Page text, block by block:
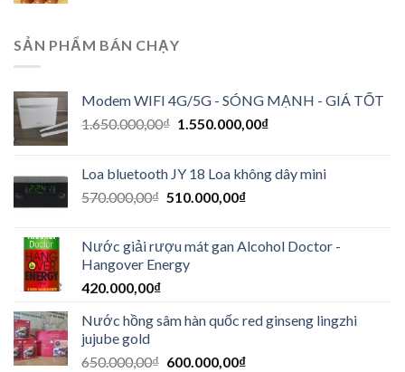
SẢN PHẨM BÁN CHẠY
Modem WIFI 4G/5G - SÓNG MẠNH - GIÁ TỐT
1.650.000,00₫ 1.550.000,00₫
Loa bluetooth JY 18 Loa không dây mini
570.000,00₫ 510.000,00₫
Nước giải rượu mát gan Alcohol Doctor -
Hangover Energy
420.000,00₫
Nước hồng sâm hàn quốc red ginseng lingzhi
jujube gold
650.000,00₫ 600.000,00₫